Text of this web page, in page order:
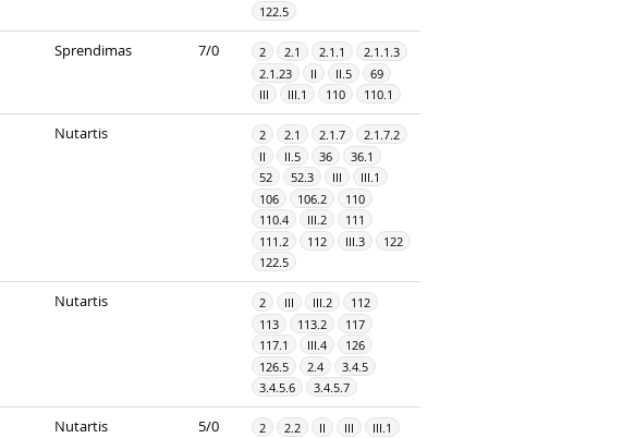
122.5
Sprendimas 7/0 2 2.1 2.1.1
2.1.1.3
2.1.23
II II.5
69
III
III.1 110 110.1
Nutartis 2 2.1 2.1.7
2.1.7.2
II
II.5 36
36.1
52
52.3 III
III.1
106
106.2
110
110.4
III.2
111
111.2
112 III.3
122
122.5
Nutartis 2 III III.2
112
113
113.2
117
117.1
III.4
126
126.5
2.4
3.4.5
3.4.5.6
3.4.5.7
Nutartis 5/0 2 2.2 II III
III.1